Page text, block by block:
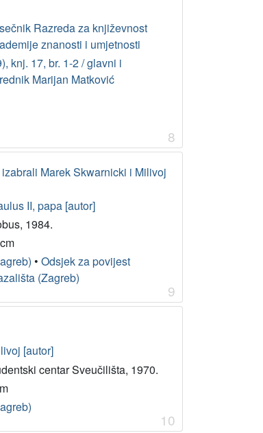
Razreda za književnost
znanosti i umjetnosti
knj. 17, br. 1-2 / glavni i
Marijan Matković
8
Marek Skwarnicki i Milivoj
II, papa [autor]
1984.
• Odsjek za povijest
(Zagreb)
9
[autor]
centar Sveučilišta, 1970.
10